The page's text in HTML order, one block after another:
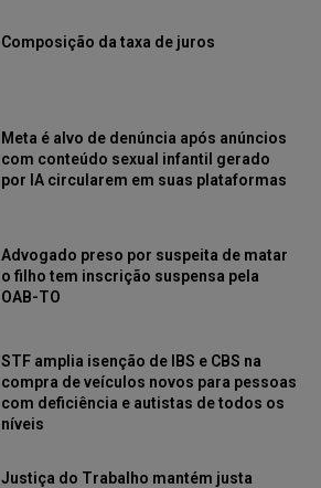
Composição da taxa de juros
Meta é alvo de denúncia após anúncios
com conteúdo sexual infantil gerado
por IA circularem em suas plataformas
Advogado preso por suspeita de matar
o filho tem inscrição suspensa pela
OAB-TO
STF amplia isenção de IBS e CBS na
compra de veículos novos para pessoas
com deficiência e autistas de todos os
níveis
Justiça do Trabalho mantém justa